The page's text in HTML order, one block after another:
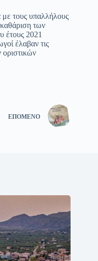
τους υπαλλήλους
των
έτους 2021
έλαβαν τις
οριστικών
ΕΠΌΜΕΝΟ